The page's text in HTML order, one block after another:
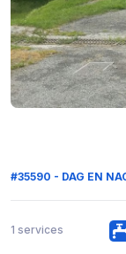
#35590 - DAG EN
1 services